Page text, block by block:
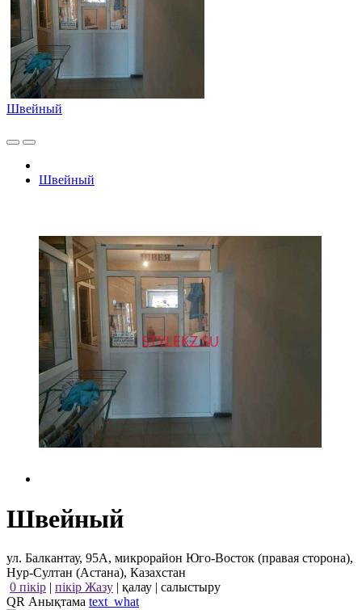
Швейный
Швейный
Швейный
ул. Балкантау, 95А, микрорайон Юго-Восток (правая сторона),
Нур-Султан (Астана), Казахстан
0 пікір | пікір Жазу | қалау | салыстыру
QR Анықтама text_what